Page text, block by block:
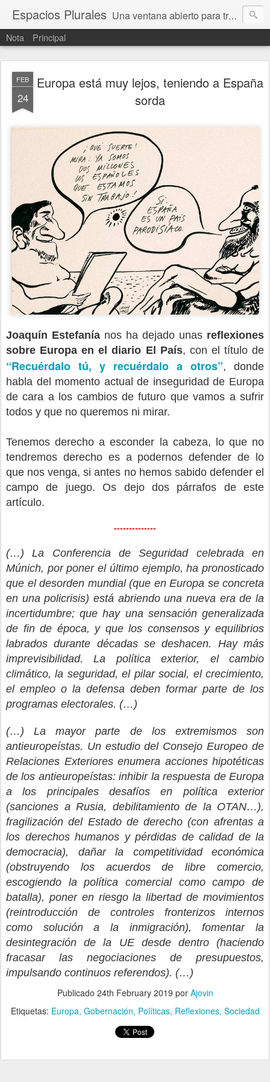
Espacios Plurales Una ventana abierto para tratar problemas que nos afectan a todxs. Temas sociales, educación, cultura, economía, política, derechos, calidad de vida. Estamos gobernados, pero queremos una calidad mayor en la política.
Nota Principal
FEB
24
Europa está muy lejos, teniendo a España
sorda
Joaquín Estefanía nos ha dejado unas reflexiones
sobre Europa en el diario El País, con el título de
“Recuérdalo tú, y recuérdalo a otros”, donde
habla del momento actual de inseguridad de Europa
de cara a los cambios de futuro que vamos a sufrir
todos y que no queremos ni mirar.
Tenemos derecho a esconder la cabeza, lo que no
tendremos derecho es a podernos defender de lo
que nos venga, si antes no hemos sabido defender el
campo de juego. Os dejo dos párrafos de este
artículo.
--------------
(…) La Conferencia de Seguridad celebrada en
Múnich, por poner el último ejemplo, ha pronosticado
que el desorden mundial (que en Europa se concreta
en una policrisis) está abriendo una nueva era de la
incertidumbre; que hay una sensación generalizada
de fin de época, y que los consensos y equilibrios
labrados durante décadas se deshacen. Hay más
imprevisibilidad. La política exterior, el cambio
climático, la seguridad, el pilar social, el crecimiento,
el empleo o la defensa deben formar parte de los
programas electorales. (…)
(…) La mayor parte de los extremismos son
antieuropeístas. Un estudio del Consejo Europeo de
Relaciones Exteriores enumera acciones hipotéticas
de los antieuropeístas: inhibir la respuesta de Europa
a los principales desafíos en política exterior
(sanciones a Rusia, debilitamiento de la OTAN…),
fragilización del Estado de derecho (con afrentas a
los derechos humanos y pérdidas de calidad de la
democracia), dañar la competitividad económica
(obstruyendo los acuerdos de libre comercio,
escogiendo la política comercial como campo de
batalla), poner en riesgo la libertad de movimientos
(reintroducción de controles fronterizos internos
como solución a la inmigración), fomentar la
desintegración de la UE desde dentro (haciendo
fracasar las negociaciones de presupuestos,
impulsando continuos referendos). (…)
Publicado 24th February 2019 por Ajovin
Etiquetas: Europa Gobernación Políticas Reflexiones Sociedad